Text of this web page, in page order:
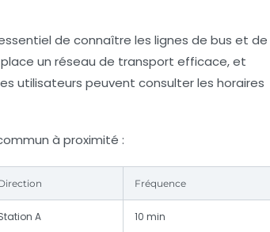
de connaître les lignes de bus et de
un réseau de transport efficace, et
utilisateurs peuvent consulter les horaires
à proximité :
Fréquence
A 10 min